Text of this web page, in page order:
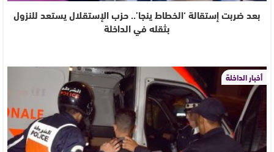
بعد ضربت إستقالة ‘الخطاط ينجا’.. حزب الإستقلال يستعد للنزول
بثقله في الداخلة
أخبار الداخلة